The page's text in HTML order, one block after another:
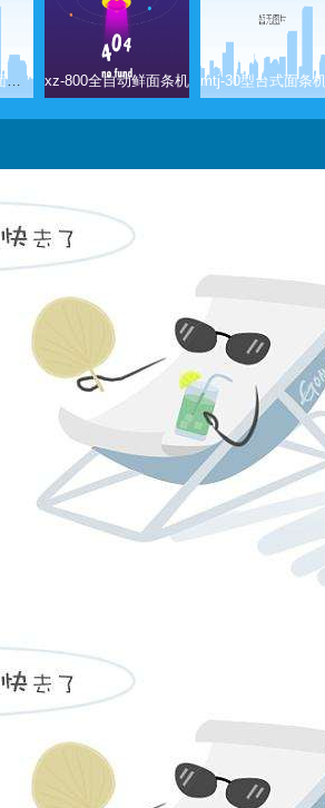
rqj60豪华型压面面条机 xz-800全自动鲜面条机